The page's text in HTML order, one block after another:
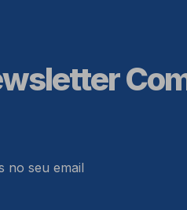
no seu email